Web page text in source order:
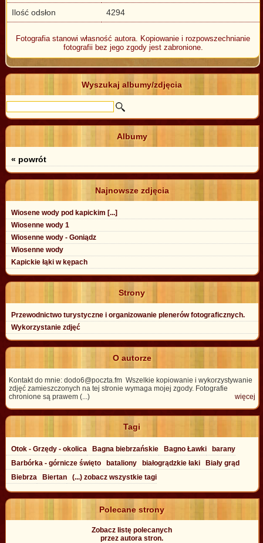
Ilość odsłon 4294
Fotografia stanowi własność autora. Kopiowanie i rozpowszechnianie
fotografii bez jego zgody jest zabronione.
Wyszukaj albumy/zdjęcia
Albumy
« powrót
Najnowsze zdjęcia
Wiosene wody pod kapickim [...]
Wiosenne wody 1
Wiosenne wody - Goniądz
Wiosenne wody
Kapickie łąki w kępach
Strony
Przewodnictwo turystyczne i organizowanie plenerów fotograficznych.
Wykorzystanie zdjęć
O autorze
Kontakt do mnie: dodo6@poczta.fm Wszelkie kopiowanie i wykorzystywanie
zdjęć zamieszczonych na tej stronie wymaga mojej zgody. Fotografie
chronione są prawem (...)
więcej
Tagi
Otok - Grzędy - okolica Bagna biebrzańskie Bagno Ławki
barany
Barbórka - górnicze święto
bataliony białogrądzkie łaki
Biały grąd
Biebrza
Biertan (...) zobacz wszystkie tagi
Polecane strony
Zobacz listę polecanych
przez autora stron.